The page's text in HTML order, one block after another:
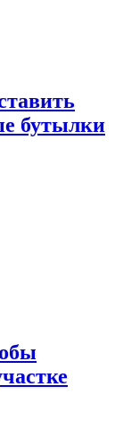
бутылки